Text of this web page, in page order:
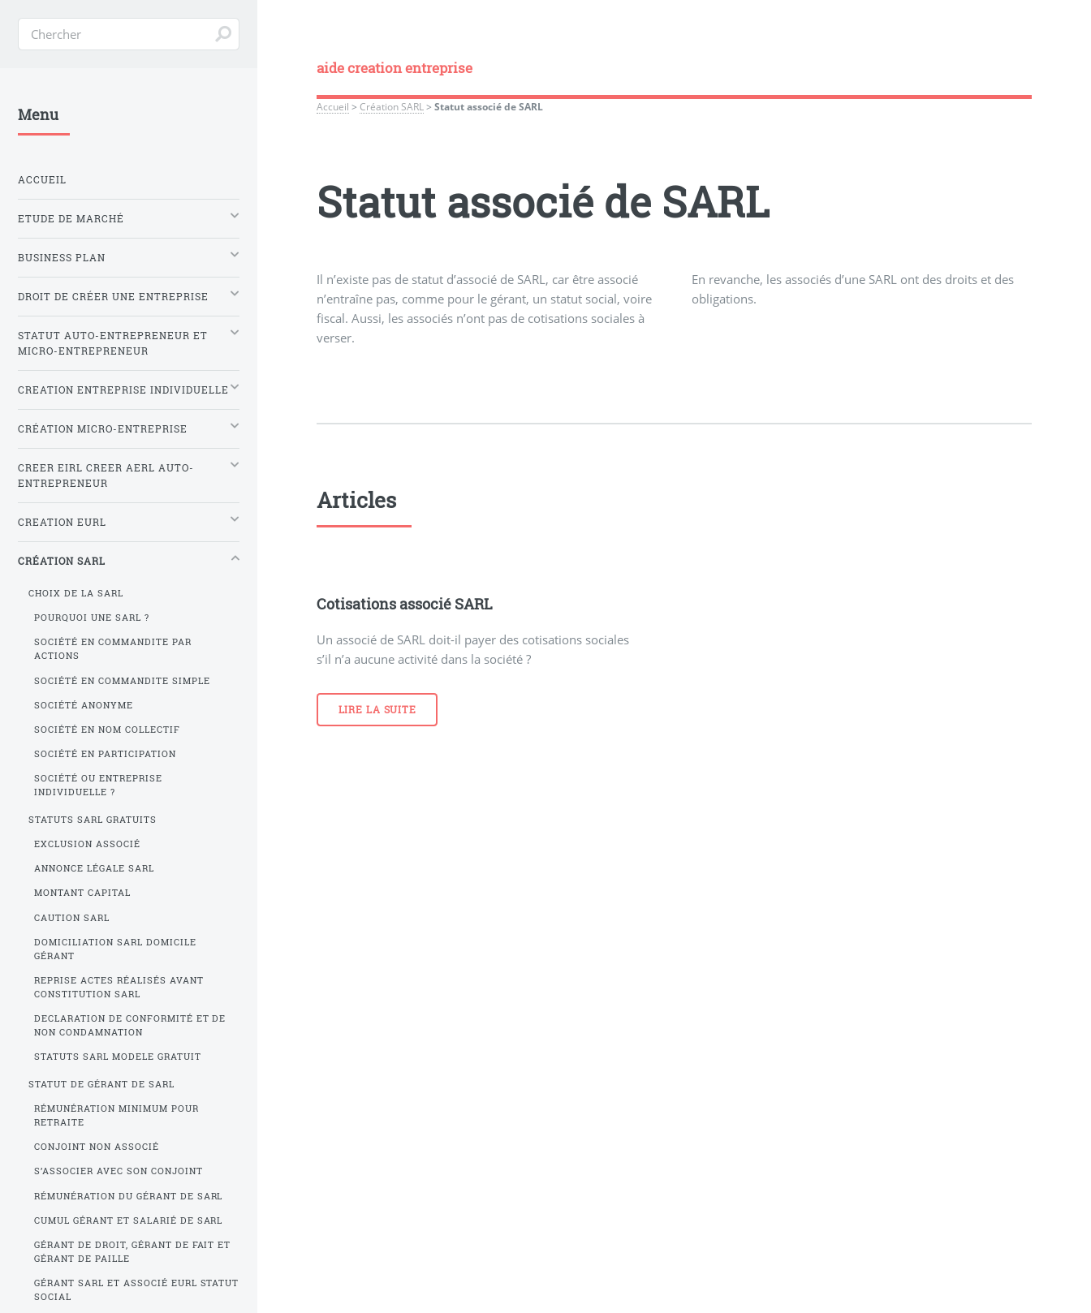
aide creation entreprise
Accueil >Création SARL>Statut associé de SARL
Statut associé de SARL
Il n’existe pas de statut d’associé de SARL, car être associé
n’entraîne pas, comme pour le gérant, un statut social, voire
fiscal. Aussi, les associés n’ont pas de cotisations sociales à
verser.
En revanche, les associés d’une SARL ont des droits et des
obligations.
Articles
Cotisations associé SARL
Un associé de SARL doit-il payer des cotisations sociales
s’il n’a aucune activité dans la société ?
LIRE LA SUITE
Menu
ACCUEIL
ETUDE DE MARCHÉ
BUSINESS PLAN
DROIT DE CRÉER UNE ENTREPRISE
STATUT AUTO-ENTREPRENEUR ET
MICRO-ENTREPRENEUR
CREATION ENTREPRISE INDIVIDUELLE
CRÉATION MICRO-ENTREPRISE
CREER EIRL CREER AERL AUTO-
ENTREPRENEUR
CREATION EURL
CRÉATION SARL
CHOIX DE LA SARL
POURQUOI UNE SARL ?
SOCIÉTÉ EN COMMANDITE PAR
ACTIONS
SOCIÉTÉ EN COMMANDITE SIMPLE
SOCIÉTÉ ANONYME
SOCIÉTÉ EN NOM COLLECTIF
SOCIÉTÉ EN PARTICIPATION
SOCIÉTÉ OU ENTREPRISE
INDIVIDUELLE ?
STATUTS SARL GRATUITS
EXCLUSION ASSOCIÉ
ANNONCE LÉGALE SARL
MONTANT CAPITAL
CAUTION SARL
DOMICILIATION SARL DOMICILE
GÉRANT
REPRISE ACTES RÉALISÉS AVANT
CONSTITUTION SARL
DECLARATION DE CONFORMITÉ ET DE
NON CONDAMNATION
STATUTS SARL MODELE GRATUIT
STATUT DE GÉRANT DE SARL
RÉMUNÉRATION MINIMUM POUR
RETRAITE
CONJOINT NON ASSOCIÉ
S’ASSOCIER AVEC SON CONJOINT
RÉMUNÉRATION DU GÉRANT DE SARL
CUMUL GÉRANT ET SALARIÉ DE SARL
GÉRANT DE DROIT, GÉRANT DE FAIT ET
GÉRANT DE PAILLE
GÉRANT SARL ET ASSOCIÉ EURL STATUT
SOCIAL